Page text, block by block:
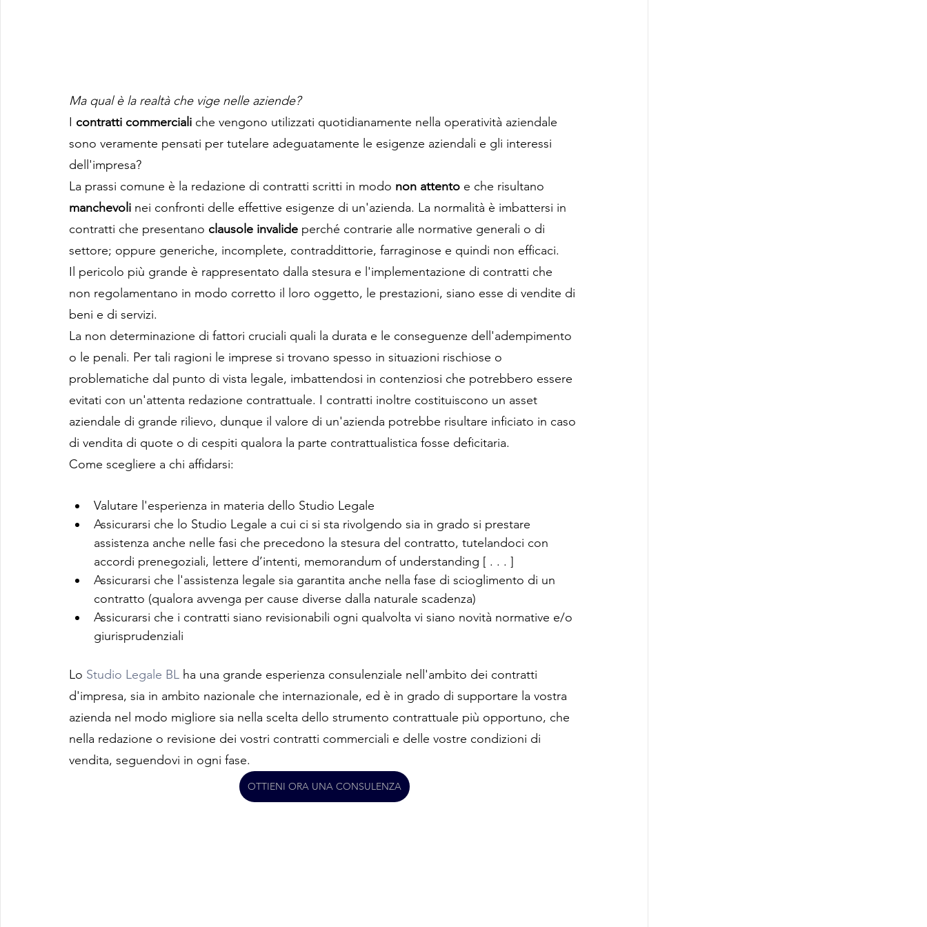
Ma qual è la realtà che vige nelle aziende?
I contratti commerciali che vengono utilizzati quotidianamente nella operatività aziendale
sono veramente pensati per tutelare adeguatamente le esigenze aziendali e gli interessi
dell'impresa?
La prassi comune è la redazione di contratti scritti in modo non attento e che risultano
manchevoli nei confronti delle effettive esigenze di un'azienda. La normalità è imbattersi in
contratti che presentano clausole invalide perché contrarie alle normative generali o di
settore; oppure generiche, incomplete, contraddittorie, farraginose e quindi non efficaci.
Il pericolo più grande è rappresentato dalla stesura e l'implementazione di contratti che
non regolamentano in modo corretto il loro oggetto, le prestazioni, siano esse di vendite di
beni e di servizi.
La non determinazione di fattori cruciali quali la durata e le conseguenze dell'adempimento
o le penali. Per tali ragioni le imprese si trovano spesso in situazioni rischiose o
problematiche dal punto di vista legale, imbattendosi in contenziosi che potrebbero essere
evitati con un'attenta redazione contrattuale. I contratti inoltre costituiscono un asset
aziendale di grande rilievo, dunque il valore di un'azienda potrebbe risultare inficiato in caso
di vendita di quote o di cespiti qualora la parte contrattualistica fosse deficitaria.
Come scegliere a chi affidarsi:
Valutare l'esperienza in materia dello Studio Legale
Assicurarsi che lo Studio Legale a cui ci si sta rivolgendo sia in grado si prestare
assistenza anche nelle fasi che precedono la stesura del contratto, tutelandoci con
accordi prenegoziali, lettere d’intenti, memorandum of understanding [ . . . ]
Assicurarsi che l'assistenza legale sia garantita anche nella fase di scioglimento di un
contratto (qualora avvenga per cause diverse dalla naturale scadenza)
Assicurarsi che i contratti siano revisionabili ogni qualvolta vi siano novità normative e/o
giurisprudenziali
Lo Studio Legale BL ha una grande esperienza consulenziale nell'ambito dei contratti
d'impresa, sia in ambito nazionale che internazionale, ed è in grado di supportare la vostra
azienda nel modo migliore sia nella scelta dello strumento contrattuale più opportuno, che
nella redazione o revisione dei vostri contratti commerciali e delle vostre condizioni di
vendita, seguendovi in ogni fase.
OTTIENI ORA UNA CONSULENZA